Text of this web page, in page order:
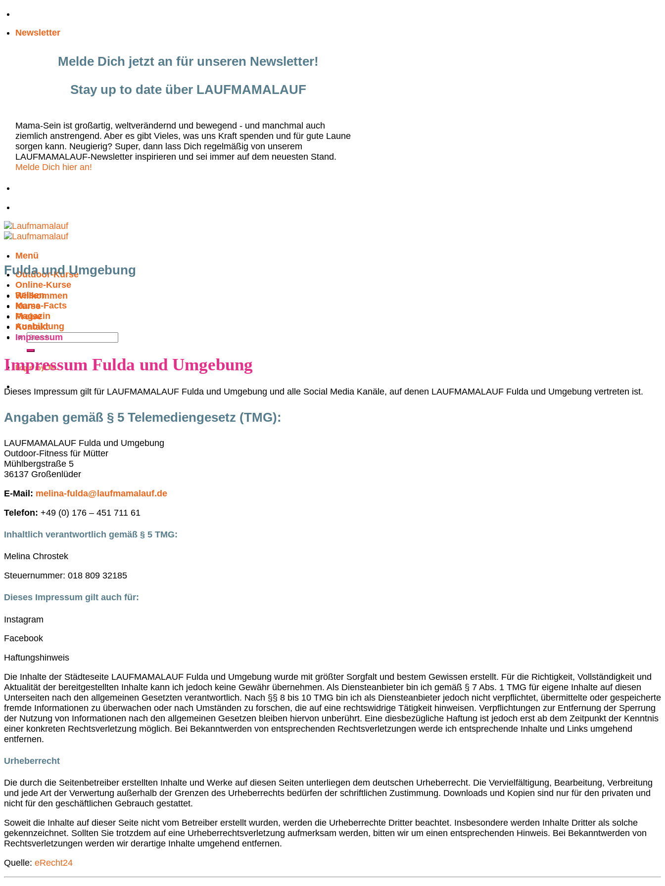
Zum
springen
Newsletter
Melde Dich jetzt an für unseren Newsletter!
Stay up to date über LAUFMAMALAUF
Mama-Sein ist großartig, weltverändernd und bewegend - und manchmal auch
ziemlich anstrengend. Aber es gibt Vieles, was uns Kraft spenden und für gute Laune
sorgen kann. Neugierig? Super, dann lass Dich regelmäßig von unserem
LAUFMAMALAUF-Newsletter inspirieren und sei immer auf dem neuesten Stand.
Melde Dich hier an!
Menü
Outdoor-Kurse
Online-Kurse
Reisen
Mama-Facts
Magazin
Ausbildung
Login myLML
Fulda und Umgebung
Willkommen
Kurse
Preise
Kontakt
Impressum
Impressum Fulda und Umgebung
Dieses Impressum gilt für LAUFMAMALAUF Fulda und Umgebung und alle Social Media Kanäle, auf denen LAUFMAMALAUF Fulda und Umgebung vertreten ist.
Angaben gemäß § 5 Telemediengesetz (TMG):
LAUFMAMALAUF Fulda und Umgebung
Outdoor-Fitness für Mütter
Mühlbergstraße 5
36137 Großenlüder
E-Mail: melina-fulda@laufmamalauf.de
Telefon: +49 (0) 176 – 451 711 61
Inhaltlich verantwortlich gemäß § 5 TMG:
Melina Chrostek
Steuernummer: 018 809 32185
Dieses Impressum gilt auch für:
Instagram
Facebook
Haftungshinweis
Die Inhalte der Städteseite LAUFMAMALAUF Fulda und Umgebung wurde mit größter Sorgfalt und bestem Gewissen erstellt. Für die Richtigkeit, Vollständigkeit und
Aktualität der bereitgestellten Inhalte kann ich jedoch keine Gewähr übernehmen. Als Diensteanbieter bin ich gemäß § 7 Abs. 1 TMG für eigene Inhalte auf diesen
Unterseiten nach den allgemeinen Gesetzten verantwortlich. Nach §§ 8 bis 10 TMG bin ich als Diensteanbieter jedoch nicht verpflichtet, übermittelte oder gespeicherte
fremde Informationen zu überwachen oder nach Umständen zu forschen, die auf eine rechtswidrige Tätigkeit hinweisen. Verpflichtungen zur Entfernung der Sperrung
der Nutzung von Informationen nach den allgemeinen Gesetzen bleiben hiervon unberührt. Eine diesbezügliche Haftung ist jedoch erst ab dem Zeitpunkt der Kenntnis
einer konkreten Rechtsverletzung möglich. Bei Bekanntwerden von entsprechenden Rechtsverletzungen werde ich entsprechende Inhalte und Links umgehend
entfernen.
Urheberrecht
Die durch die Seitenbetreiber erstellten Inhalte und Werke auf diesen Seiten unterliegen dem deutschen Urheberrecht. Die Vervielfältigung, Bearbeitung, Verbreitung
und jede Art der Verwertung außerhalb der Grenzen des Urheberrechts bedürfen der schriftlichen Zustimmung. Downloads und Kopien sind nur für den privaten und
nicht für den geschäftlichen Gebrauch gestattet.
Soweit die Inhalte auf dieser Seite nicht vom Betreiber erstellt wurden, werden die Urheberrechte Dritter beachtet. Insbesondere werden Inhalte Dritter als solche
gekennzeichnet. Sollten Sie trotzdem auf eine Urheberrechtsverletzung aufmerksam werden, bitten wir um einen entsprechenden Hinweis. Bei Bekanntwerden von
Rechtsverletzungen werden wir derartige Inhalte umgehend entfernen.
Quelle: eRecht24